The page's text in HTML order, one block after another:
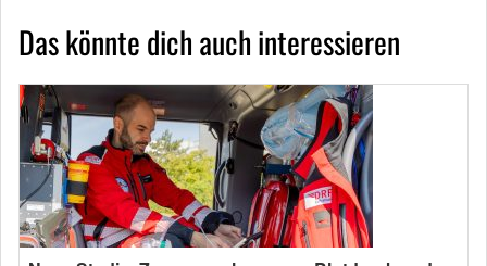
Das könnte dich auch interessieren